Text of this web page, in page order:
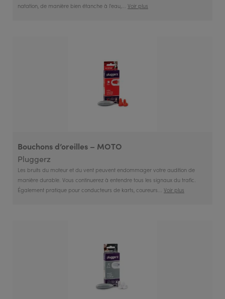
natation, de manière bien étanche à l'eau,... Voir plus
Bouchons d’oreilles – MOTO
Pluggerz
Les bruits du moteur et du vent peuvent endommager votre audition de
manière durable. Vous continuerez à entendre tous les signaux du trafic.
Également pratique pour conducteurs de karts, coureurs... Voir plus